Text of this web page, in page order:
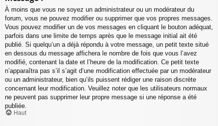
À moins que vous ne soyez un administrateur ou un modérateur du
forum, vous ne pouvez modifier ou supprimer que vos propres messages.
Vous pouvez modifier un de vos messages en cliquant le bouton adéquat,
parfois dans une limite de temps après que le message initial ait été
publié. Si quelqu’un a déjà répondu à votre message, un petit texte situé
en dessous du message affichera le nombre de fois que vous l’avez
modifié, contenant la date et l’heure de la modification. Ce petit texte
n’apparaîtra pas s’il s’agit d’une modification effectuée par un modérateur
ou un administrateur, bien qu’ils puissent rédiger une raison discrète
concernant leur modification. Veuillez noter que les utilisateurs normaux
ne peuvent pas supprimer leur propre message si une réponse a été
publiée.
Haut